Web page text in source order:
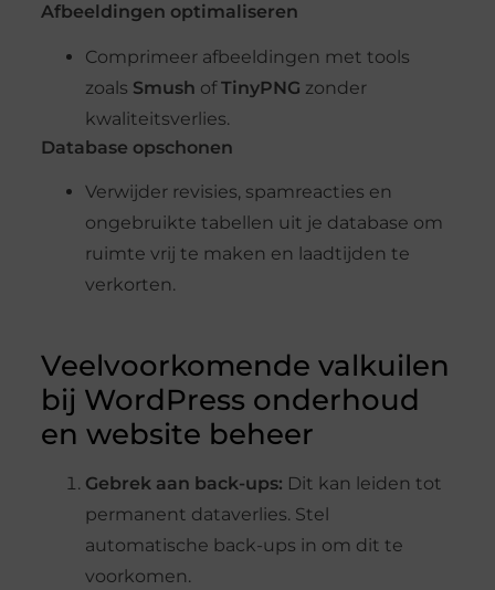
Afbeeldingen optimaliseren
Comprimeer afbeeldingen met tools
zoals Smush ofTinyPNG zonder
kwaliteitsverlies.
Database opschonen
Verwijder revisies, spamreacties en
ongebruikte tabellen uit je database om
ruimte vrij te maken en laadtijden te
verkorten.
Veelvoorkomende valkuilen
bij WordPress onderhoud
en website beheer
Gebrek aan back-ups: Dit kan leiden tot
permanent dataverlies. Stel
automatische back-ups in om dit te
voorkomen.